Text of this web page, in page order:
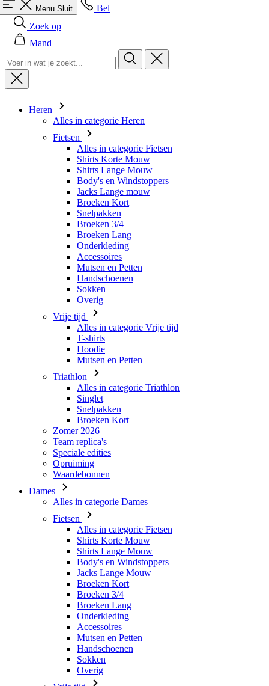
Menu Sluit
Bel
Zoek op
Mand
Heren
Alles in categorie Heren
Fietsen
Alles in categorie Fietsen
Shirts Korte Mouw
Shirts Lange Mouw
Body's en Windstoppers
Jacks Lange mouw
Broeken Kort
Snelpakken
Broeken 3/4
Broeken Lang
Onderkleding
Accessoires
Mutsen en Petten
Handschoenen
Sokken
Overig
Vrije tijd
Alles in categorie Vrije tijd
T-shirts
Hoodie
Mutsen en Petten
Triathlon
Alles in categorie Triathlon
Singlet
Snelpakken
Broeken Kort
Zomer 2026
Team replica's
Speciale edities
Opruiming
Waardebonnen
Dames
Alles in categorie Dames
Fietsen
Alles in categorie Fietsen
Shirts Korte Mouw
Shirts Lange Mouw
Body's en Windstoppers
Jacks Lange Mouw
Broeken Kort
Broeken 3/4
Broeken Lang
Onderkleding
Accessoires
Mutsen en Petten
Handschoenen
Sokken
Overig